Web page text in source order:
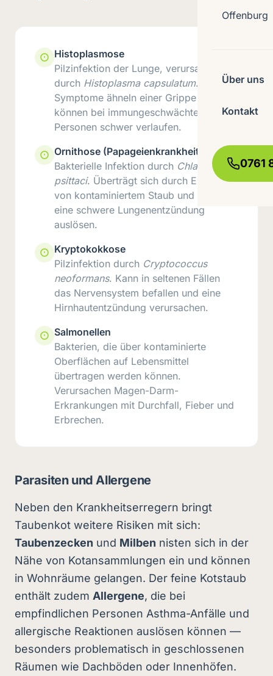
Offenburg
Über uns
Kontakt
0761
Histoplasmose
Pilzinfektion der Lunge, verursacht
durch Histoplasma capsulatum.
Symptome ähneln einer Grippe und
können bei immungeschwächten
Personen schwer verlaufen.
Ornithose (Papageienkrankheit)
Bakterielle Infektion durch Chlamydia
psittaci. Überträgt sich durch Einatmen
von kontaminiertem Staub und kann
eine schwere Lungenentzündung
auslösen.
Kryptokokkose
Pilzinfektion durch Cryptococcus
neoformans. Kann in seltenen Fällen
das Nervensystem befallen und eine
Hirnhautentzündung verursachen.
Salmonellen
Bakterien, die über kontaminierte
Oberflächen auf Lebensmittel
übertragen werden können.
Verursachen Magen-Darm-
Erkrankungen mit Durchfall, Fieber und
Erbrechen.
Parasiten und Allergene
Neben den Krankheitserregern bringt
Taubenkot weitere Risiken mit sich:
Taubenzecken und Milben nisten sich in der
Nähe von Kotansammlungen ein und können
in Wohnräume gelangen. Der feine Kotstaub
enthält zudem Allergene, die bei
empfindlichen Personen Asthma-Anfälle und
allergische Reaktionen auslösen können —
besonders problematisch in geschlossenen
Räumen wie Dachböden oder Innenhöfen.